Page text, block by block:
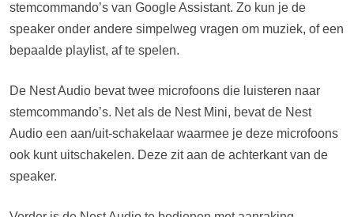
stemcommando’s van Google Assistant. Zo kun je de
speaker onder andere simpelweg vragen om muziek, of een
bepaalde playlist, af te spelen.
De Nest Audio bevat twee microfoons die luisteren naar
stemcommando’s. Net als de Nest Mini, bevat de Nest
Audio een aan/uit-schakelaar waarmee je deze microfoons
ook kunt uitschakelen. Deze zit aan de achterkant van de
speaker.